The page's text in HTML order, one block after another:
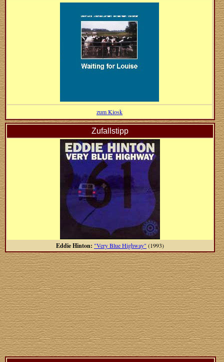
zum Kiosk
Zufallstipp
Eddie Hinton: "Very Blue Highway" (1993)